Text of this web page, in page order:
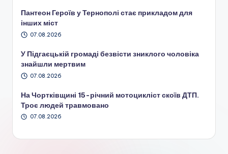
Пантеон Героїв у Тернополі стає прикладом для
інших міст
07.08.2026
У Підгаєцькій громаді безвісти зниклого чоловіка
знайшли мертвим
07.08.2026
На Чортківщині 15-річний мотоцикліст скоїв ДТП.
Троє людей травмовано
07.08.2026